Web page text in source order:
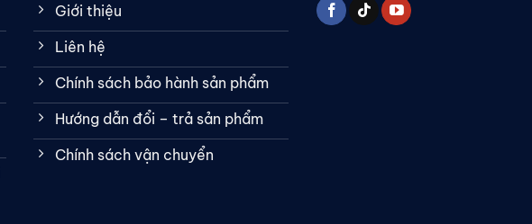
Giới thiệu
Liên hệ
Chính sách bảo hành sản phẩm
Hướng dẫn đổi – trả sản phẩm
Chính sách vận chuyển